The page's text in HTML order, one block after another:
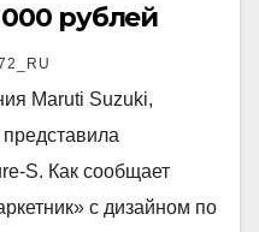
рублей
Maruti Suzuki,
S. Как сообщает
с дизайном по